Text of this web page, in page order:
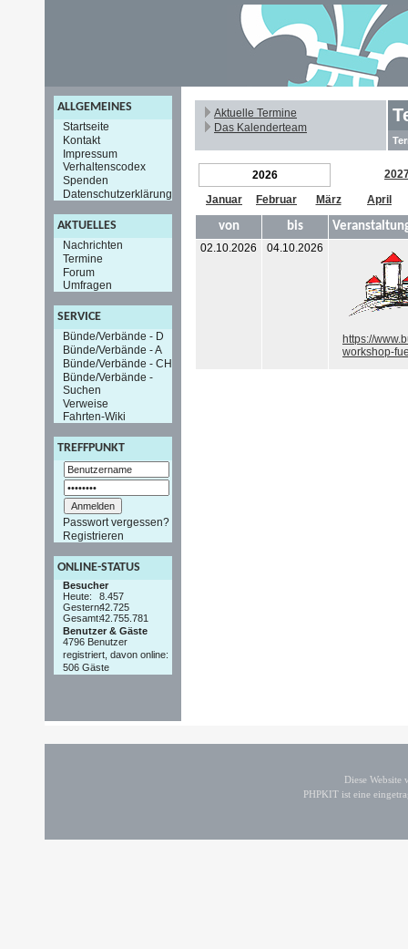
ALLGEMEINES
Startseite
Kontakt
Impressum
Verhaltenscodex
Spenden
Datenschutzerklärung
AKTUELLES
Nachrichten
Termine
Forum
Umfragen
SERVICE
Bünde/Verbände - D
Bünde/Verbände - A
Bünde/Verbände - CH
Bünde/Verbände -
Suchen
Verweise
Fahrten-Wiki
TREFFPUNKT
Passwort vergessen?
Registrieren
ONLINE-STATUS
Besucher
Heute:
8.457
Gestern:42.725
Gesamt:42.755.781
Benutzer & Gäste
4796 Benutzer
registriert, davon online:
506 Gäste
Aktuelle Termine
Das Kalenderteam
2026
Januar
Februar März April
von bis
02.10.2026 04.10.2026
https://
workshop-
Diese
PHPKIT ist eine